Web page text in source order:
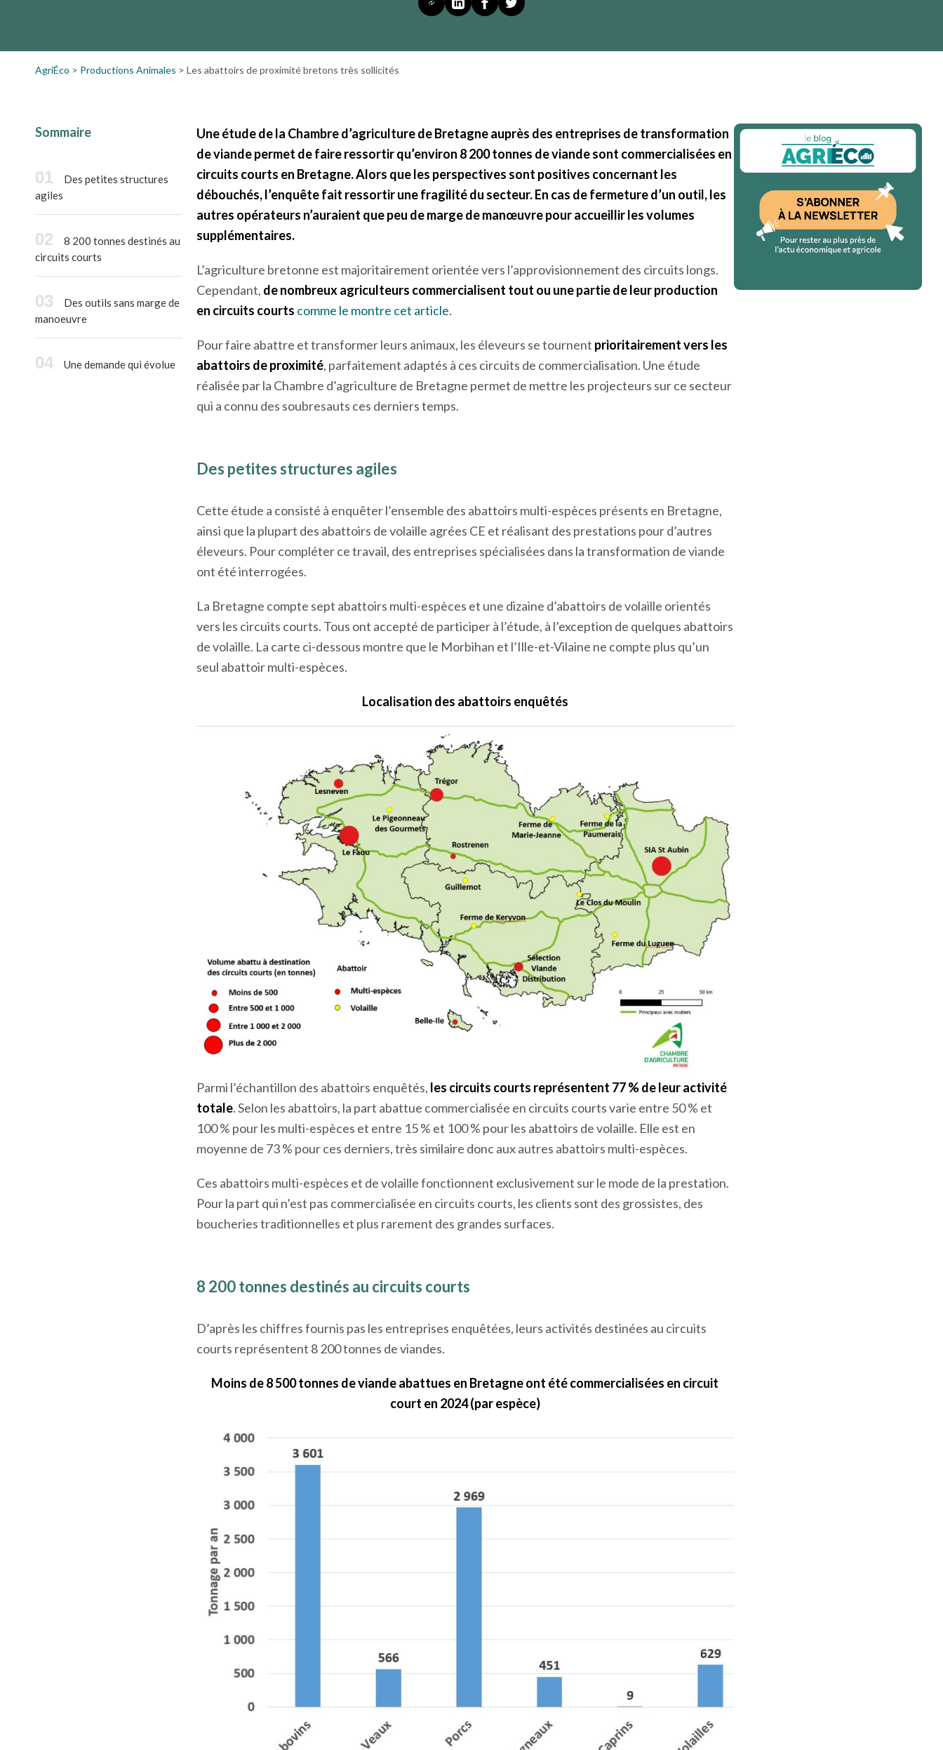
AgriÉco > Productions Animales > Les abattoirs de proximité bretons très sollicités
Sommaire
Des petites structures
agiles
8 200 tonnes destinés au
circuits courts
Des outils sans marge de
manoeuvre
Une demande qui évolue
Une étude de la Chambre d’agriculture de Bretagne auprès des entreprises de transformation
de viande permet de faire ressortir qu’environ 8 200 tonnes de viande sont commercialisées en
circuits courts en Bretagne. Alors que les perspectives sont positives concernant les
débouchés, l’enquête fait ressortir une fragilité du secteur. En cas de fermeture d’un outil, les
autres opérateurs n’auraient que peu de marge de manœuvre pour accueillir les volumes
supplémentaires.
L’agriculture bretonne est majoritairement orientée vers l’approvisionnement des circuits longs.
Cependant, de nombreux agriculteurs commercialisent tout ou une partie de leur production
en circuits courts comme le montre cet article.
Pour faire abattre et transformer leurs animaux, les éleveurs se tournent prioritairement vers les
abattoirs de proximité, parfaitement adaptés à ces circuits de commercialisation. Une étude
réalisée par la Chambre d’agriculture de Bretagne permet de mettre les projecteurs sur ce secteur
qui a connu des soubresauts ces derniers temps.
Des petites structures agiles
Cette étude a consisté à enquêter l’ensemble des abattoirs multi-espèces présents en Bretagne,
ainsi que la plupart des abattoirs de volaille agrées CE et réalisant des prestations pour d’autres
éleveurs. Pour compléter ce travail, des entreprises spécialisées dans la transformation de viande
ont été interrogées.
La Bretagne compte sept abattoirs multi-espèces et une dizaine d’abattoirs de volaille orientés
vers les circuits courts. Tous ont accepté de participer à l’étude, à l’exception de quelques abattoirs
de volaille. La carte ci-dessous montre que le Morbihan et l’Ille-et-Vilaine ne compte plus qu’un
seul abattoir multi-espèces.
Localisation des abattoirs enquêtés
Parmi l’échantillon des abattoirs enquêtés, les circuits courts représentent 77 % de leur activité
totale. Selon les abattoirs, la part abattue commercialisée en circuits courts varie entre 50 % et
100 % pour les multi-espèces et entre 15 % et 100 % pour les abattoirs de volaille. Elle est en
moyenne de 73 % pour ces derniers, très similaire donc aux autres abattoirs multi-espèces.
Ces abattoirs multi-espèces et de volaille fonctionnent exclusivement sur le mode de la prestation.
Pour la part qui n’est pas commercialisée en circuits courts, les clients sont des grossistes, des
boucheries traditionnelles et plus rarement des grandes surfaces.
8 200 tonnes destinés au circuits courts
D’après les chiffres fournis pas les entreprises enquêtées, leurs activités destinées au circuits
courts représentent 8 200 tonnes de viandes.
Moins de 8 500 tonnes de viande abattues en Bretagne ont été commercialisées en circuit
court en 2024 (par espèce)